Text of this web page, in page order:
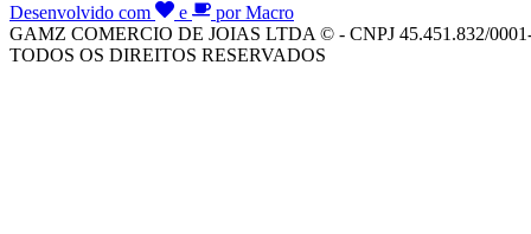
Desenvolvido com e
por Macro
GAMZ COMERCIO DE JOIAS LTDA © - CNPJ 45.451.832/
TODOS OS DIREITOS RESERVADOS